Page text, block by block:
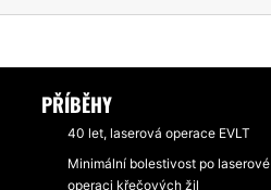
PŘÍBĚHY
40 let, laserová operace EVLT
Minimální bolestivost po laserové
operaci křečových žil